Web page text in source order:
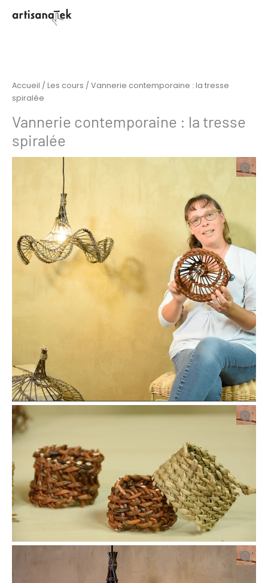
Accueil / Les cours / Vannerie contemporaine : la tresse
spiralée
Vannerie contemporaine : la tresse
spiralée
quantité
de
Vannerie
contemporaine